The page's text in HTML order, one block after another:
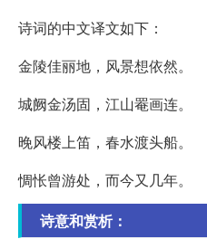
诗词的中文译文如下：
金陵佳丽地，风景想依然。
城阙金汤固，江山罨画连。
晚风楼上笛，春水渡头船。
惆怅曾游处，而今又几年。
诗意和赏析：